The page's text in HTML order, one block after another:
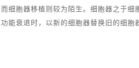
细胞器移植则较为陌生。细胞器之于
能衰退时，以新的细胞器替换旧的细